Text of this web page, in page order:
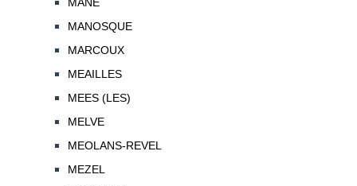
MANE
MANOSQUE
MARCOUX
MEAILLES
MEES (LES)
MELVE
MEOLANS-REVEL
MEZEL